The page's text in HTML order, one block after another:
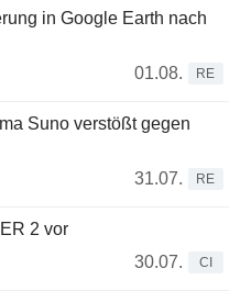
in Google Earth nach
01.08.
RE
Suno verstößt gegen
31.07.
RE
2 vor
30.07.
CI